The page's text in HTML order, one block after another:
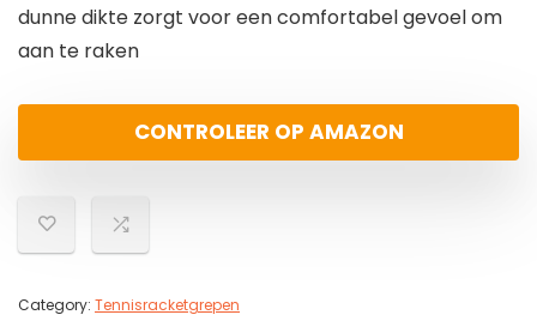
dunne dikte zorgt voor een comfortabel gevoel om
aan te raken
CONTROLEER OP AMAZON
Category: Tennisracketgrepen